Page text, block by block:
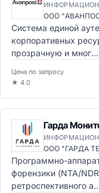
ООО
Система единой
корпоративных
прозрачную и мног...
Цена по запросу
★ 4.0
Гарда
ООО "ГАРДА
Программно-
форензики (NTA/
ретроспективного